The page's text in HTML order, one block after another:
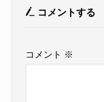
コメントする
コメント ※